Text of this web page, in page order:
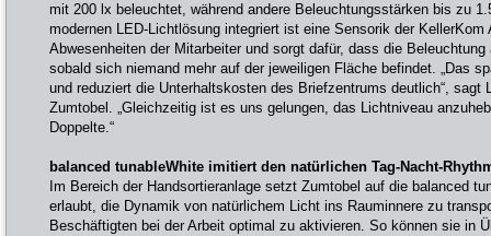
mit 200 lx beleuchtet, während andere Beleuchtungsstärken bis zu
modernen LED-Lichtlösung integriert ist eine Sensorik der
Abwesenheiten der Mitarbeiter und sorgt dafür, dass die
sobald sich niemand mehr auf der jeweiligen Fläche befindet. „Das
und reduziert die Unterhaltskosten des Briefzentrums deutlich“, sagt
Zumtobel. „Gleichzeitig ist es uns gelungen, das Lichtniveau
Doppelte.“
balanced tunableWhite imitiert den natürlichen Tag-Nacht-
Im Bereich der Handsortieranlage setzt Zumtobel auf die balanced
erlaubt, die Dynamik von natürlichem Licht ins Rauminnere zu
Beschäftigten bei der Arbeit optimal zu aktivieren. So können sie in